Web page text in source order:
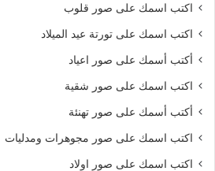
اكتب اسمك على صور قلوب
اكتب اسمك على تورتة عيد الميلاد
أكتب أسمك على صور اعياد
اكتب اسمك على صور شقية
أكتب أسمك على صور تهنئة
اكتب اسمك على صور مجوهرات ومدليات
اكتب اسمك على صور اولاد